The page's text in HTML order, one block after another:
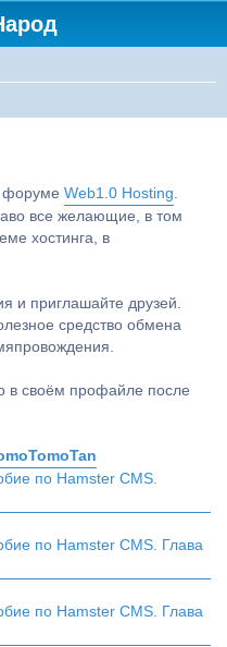
форуме Web1.0 Hosting.
все желающие, в том
хостинга, в
и приглашайте друзей.
средство обмена
своём профайле после
по Hamster CMS.
по Hamster CMS. Глава
по Hamster CMS. Глава